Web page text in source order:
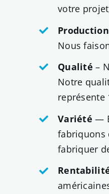
votre
Nous
Qualité –
Notre
représente
Variété—
fabriquons
fabriquer